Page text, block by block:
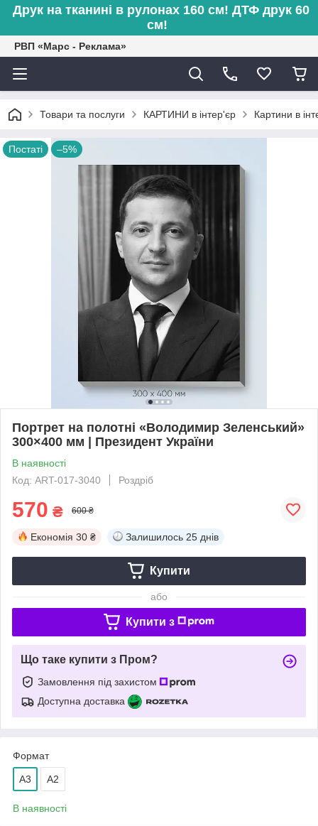
Друк на тканині в рулонах 160 см! ДТФ друк 60
см!
РВП «Марс - Реклама»
Товари та послуги КАРТИНИ в інтер'єр Картини в
Постаті –5%
Портрет на полотні «Володимир Зеленський»
300×400 мм | Президент України
В наявності
Код: ART-017-3040
Роздріб
570 ₴ 600 ₴
Економія 30 ₴ Залишилось 25 днів
Купити
або
Купити з
Що таке купити з Пром?
Замовлення під захистом
Доступна доставка
Формат
A3 А2
В наявності